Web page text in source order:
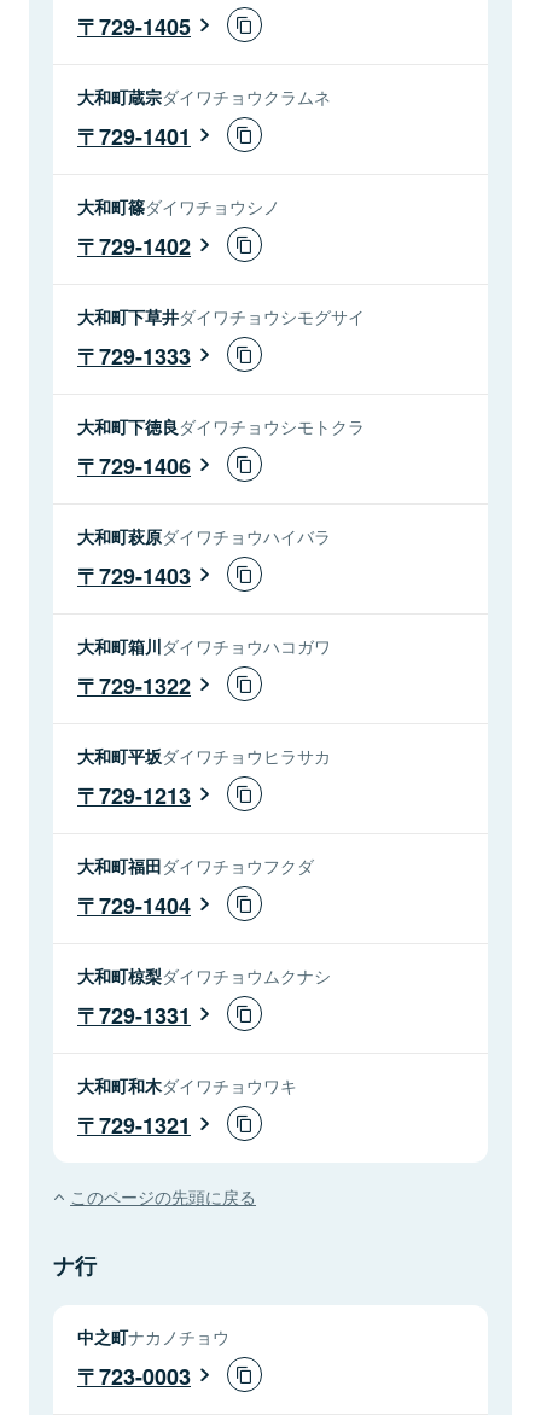
729-1405
大和町蔵宗ダイワチョウクラムネ
729-1401
大和町篠ダイワチョウシノ
729-1402
大和町下草井ダイワチョウシモグサイ
729-1333
大和町下徳良ダイワチョウシモトクラ
729-1406
大和町萩原ダイワチョウハイバラ
729-1403
大和町箱川ダイワチョウハコガワ
729-1322
大和町平坂ダイワチョウヒラサカ
729-1213
大和町福田ダイワチョウフクダ
729-1404
大和町椋梨ダイワチョウムクナシ
729-1331
大和町和木ダイワチョウワキ
729-1321
このページの先頭に戻る
ナ行
中之町ナカノチョウ
723-0003